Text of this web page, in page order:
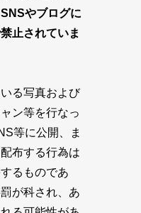
やブログに
止されていま
る写真および
ン等を行なっ
等に公開、ま
布する行為は
るものであ
が科され、あ